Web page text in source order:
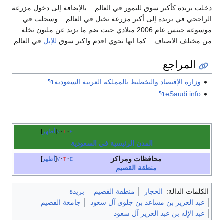
دخلت بريدة كأكبر سوق للتمور في العالم .. بالإضافة إلى دخول مزرعة
الراجحي في بريدة إلى أكبر مزرعة نخيل في العالم .. وسجلت في
موسوعة جينس عام 2006 ميلادي حيث ضم ما يزيد عن مليون نخلة
من مختلف الاصناف .. كما انها تحوي اقدم واكبر سوق للإبل في العالم
المراجع
وزارة الإقتصاد والتخطيط بالمملكة العربية السعودية
eSaudi.info
أظهر v t e
المدن الرئيسية في السعودية
أظهر v t e
محافظات ومراكز
منطقة القصيم
الكلمات الدالة: الحجاز منطقة القصيم
بريدة
عبد العزيز بن مساعد بن جلوي آل سعود
جامعة القصيم
عبد الإله بن عبد العزيز آل سعود